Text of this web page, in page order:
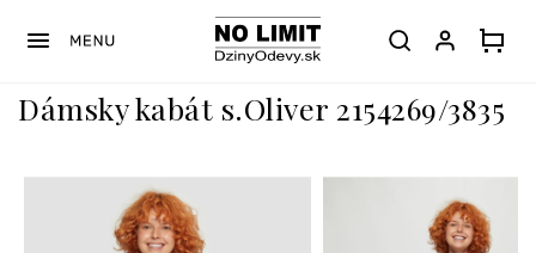
Dámsky kabát s.Oliver 2154269/3835